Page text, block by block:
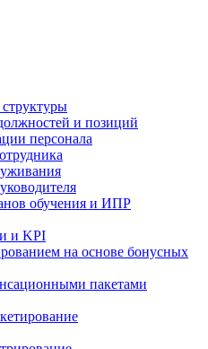
и позиций
персонала
обучения и ИПР
и KPI
на основе бонусных
пакетами